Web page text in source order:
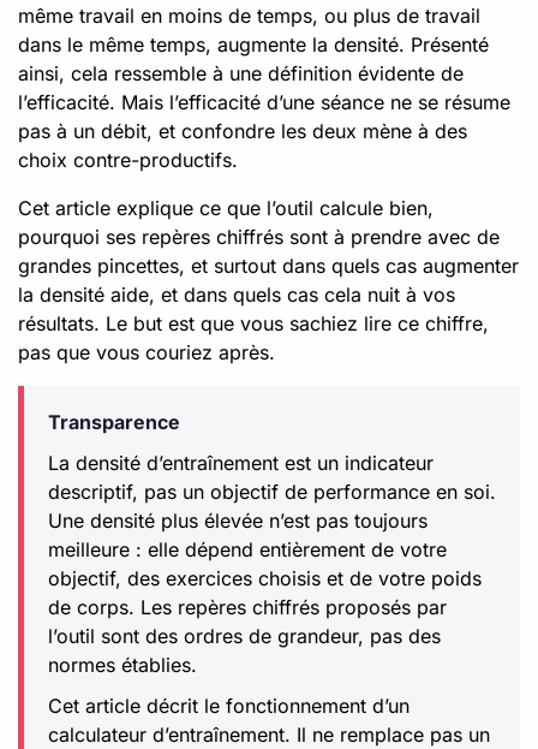
même travail en moins de temps, ou plus de travail
dans le même temps, augmente la densité. Présenté
ainsi, cela ressemble à une définition évidente de
l’efficacité. Mais l’efficacité d’une séance ne se résume
pas à un débit, et confondre les deux mène à des
choix contre-productifs.
Cet article explique ce que l’outil calcule bien,
pourquoi ses repères chiffrés sont à prendre avec de
grandes pincettes, et surtout dans quels cas augmenter
la densité aide, et dans quels cas cela nuit à vos
résultats. Le but est que vous sachiez lire ce chiffre,
pas que vous couriez après.
Transparence
La densité d’entraînement est un indicateur
descriptif, pas un objectif de performance en soi.
Une densité plus élevée n’est pas toujours
meilleure : elle dépend entièrement de votre
objectif, des exercices choisis et de votre poids
de corps. Les repères chiffrés proposés par
l’outil sont des ordres de grandeur, pas des
normes établies.
Cet article décrit le fonctionnement d’un
calculateur d’entraînement. Il ne remplace pas un